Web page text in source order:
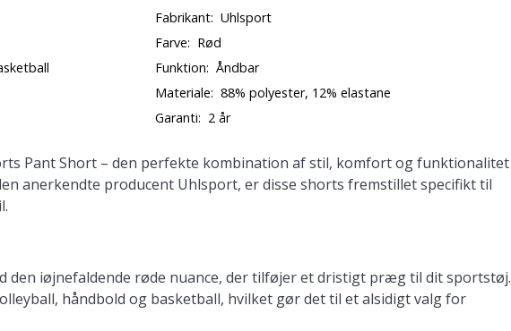
Fabrikant: Uhlsport
Farve: Rød
Funktion: Åndbar
Materiale: 88% polyester, 12% elastane
Garanti: 2 år
Pant Short – den perfekte kombination af stil, komfort og funktionalitet
anerkendte producent Uhlsport, er disse shorts fremstillet specifikt til
den iøjnefaldende røde nuance, der tilføjer et dristigt præg til dit sportstøj.
håndbold og basketball, hvilket gør det til et alsidigt valg for